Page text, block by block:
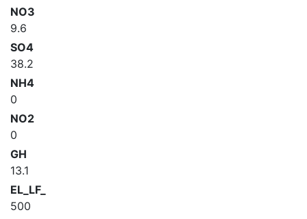
NO3
9.6
SO4
38.2
NH4
0
NO2
0
GH
13.1
EL_LF_
500